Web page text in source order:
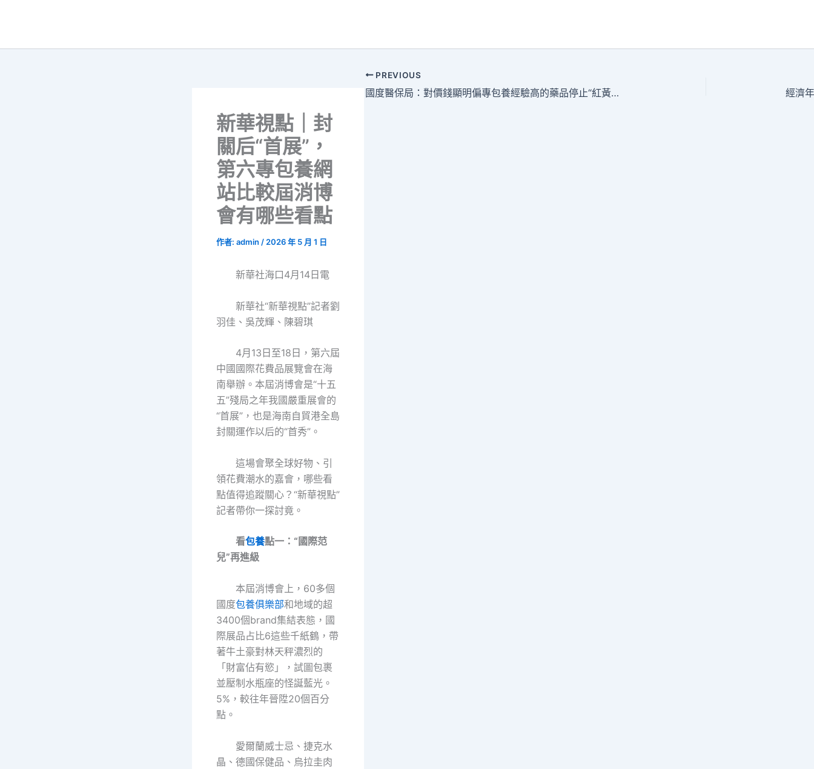
新華視點｜封
關后“首展”，
第六專包養網
站比較屆消博
會有哪些看點
作者: admin / 2026 年 5 月 1 日
新華社海口4月14日電
新華社“新華視點”記者劉
羽佳、吳茂輝、陳碧琪
4月13日至18日，第六屆
中國國際花費品展覽會在海
南舉辦。本屆消博會是“十五
五”殘局之年我國嚴重展會的
“首展”，也是海南自貿港全島
封關運作以后的“首秀”。
這場會聚全球好物、引
領花費潮水的嘉會，哪些看
點值得追蹤關心？“新華視點”
記者帶你一探討竟。
看包養點一：“國際范
兒”再進級
本屆消博會上，60多個
國度包養俱樂部和地域的超
3400個brand集結表態，國
際展品占比6這些千紙鶴，帶
著牛土豪對林天秤濃烈的
「財富佔有慾」，試圖包裹
並壓制水瓶座的怪誕藍光。
5%，較往年晉陞20個百分
點。
愛爾蘭威士忌、捷克水
晶、德國保健品、烏拉圭肉
PREVIOUS
國度醫保局：對價錢顯明偏專包養經驗高的藥品停止“紅黃標”標識